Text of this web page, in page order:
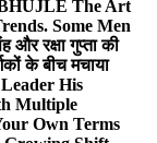
The Art
Some Men
और रक्षा गुप्ता की
के बीच मचाया
His
Multiple
Own Terms